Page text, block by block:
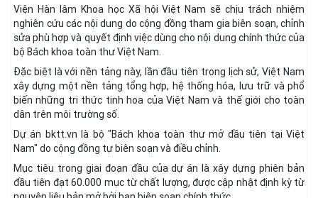
Viện Hàn lâm Khoa học Xã hội Việt Nam sẽ chịu trách nhiệm
nghiên cứu các nội dung do cộng đồng tham gia biên soạn, chỉnh
sửa phù hợp và quyết định việc dùng cho nội dung chính thức của
bộ Bách khoa toàn thư Việt Nam.
Đặc biệt là với nền tảng này, lần đầu tiên trong lịch sử, Việt Nam
xây dựng một nền tảng tổng hợp, hệ thống hóa, lưu trữ và phổ
biến những tri thức tinh hoa của Việt Nam và thế giới cho toàn
dân trên môi trường số.
Dự án bktt.vn là bộ "Bách khoa toàn thư mở đầu tiên tại Việt
Nam" do cộng đồng tự biên soạn và điều chỉnh.
Mục tiêu trong giai đoạn đầu của dự án là xây dựng phiên bản
đầu tiên đạt 60.000 mục từ chất lượng, được cập nhật định kỳ từ